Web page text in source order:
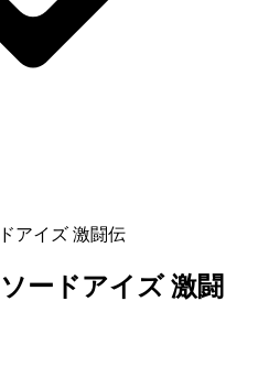
アイズ 激闘伝
ードアイズ 激闘